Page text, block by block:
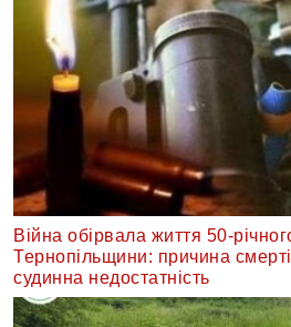
Війна обірвала життя 50-
Тернопільщини: причина
судинна недостатність